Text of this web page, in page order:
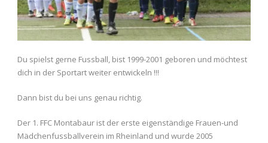
Du spielst gerne Fussball, bist 1999-2001 geboren und möchtest
dich in der Sportart weiter entwickeln !!!
Dann bist du bei uns genau richtig.
Der 1. FFC Montabaur ist der erste eigenständige Frauen-und
Mädchenfussballverein im Rheinland und wurde 2005